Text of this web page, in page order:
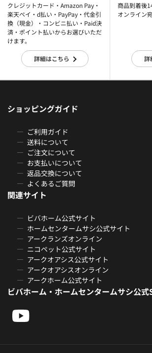
クレジットカード・Amazon Pay・
楽天ぺイ・d払い・PayPay・代金引
換（現金）・コンビニ払い・Paid決
済・ポイント払いからお選びいただ
けます。
詳細はこちら
商品到着後
オンライン
詳
ショッピングガイド
ご利用ガイド
送料について
ご注文について
お支払いについて
返品交換について
よくあるご質問
関連サイト
ビバホーム公式サイト
ホームセンタームサシ公式サイト
アークランズオンライン
ニコペット公式サイト
アークオアシス公式サイト
アークオアシスオンライン
アークホーム公式サイト
ビバホーム・ホームセンタームサシ公式